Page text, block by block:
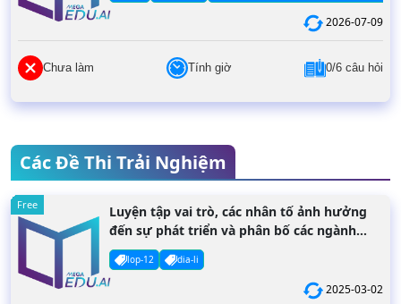
2026-07-09
Chưa làm Tính giờ 0/6 câu hỏi
Các Đề Thi Trải Nghiệm
Free
Luyện tập vai trò, các nhân tố ảnh hưởng
đến sự phát triển và phân bố các ngành
dịch vụ
lop-12 dia-li
2025-03-02